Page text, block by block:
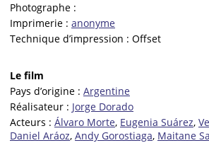
Photographe :
Imprimerie : anonyme
Technique d’impression : Offset
Le film
Pays d’origine : Argentine
Réalisateur : Jorge Dorado
Acteurs : Álvaro Morte, Eugenia Suárez,
Daniel Aráoz, Andy Gorostiaga, Maitane